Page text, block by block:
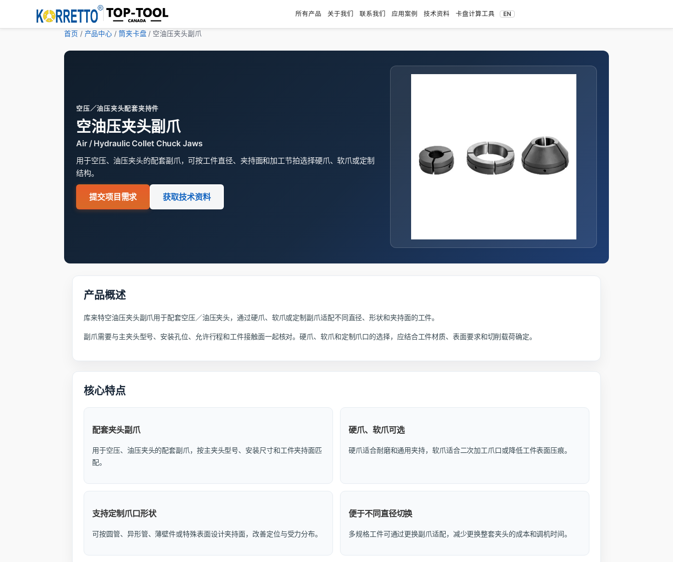
所有产品 关于我们 联系我们 应用案例 技术资料 卡盘计算工具 EN
首页 / 产品中心 / 筒夹卡盘 / 空油压夹头副爪
空压／油压夹头配套夹持件
空油压夹头副爪
Air / Hydraulic Collet Chuck Jaws
用于空压、油压夹头的配套副爪，可按工件直径、夹持面和加工节拍选择硬爪、软爪或定制
结构。
提交项目需求 获取技术资料
产品概述
库来特空油压夹头副爪用于配套空压／油压夹头，通过硬爪、软爪或定制副爪适配不同直径、形状和夹持面的工件。
副爪需要与主夹头型号、安装孔位、允许行程和工件接触面一起核对。硬爪、软爪和定制爪口的选择，应结合工件材质、表面要求和切削载荷确定。
核心特点
配套夹头副爪
用于空压、油压夹头的配套副爪，按主夹头型号、安装尺寸和工件夹持面匹
配。
硬爪、软爪可选
硬爪适合耐磨和通用夹持，软爪适合二次加工爪口或降低工件表面压痕。
支持定制爪口形状
可按圆管、异形管、薄壁件或特殊表面设计夹持面，改善定位与受力分布。
便于不同直径切换
多规格工件可通过更换副爪适配，减少更换整套夹头的成本和调机时间。